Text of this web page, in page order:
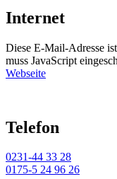
Internet
Diese E-Mail-Adresse
muss JavaScript
Webseite
Telefon
0231-44 33 28
0175-5 24 96 26